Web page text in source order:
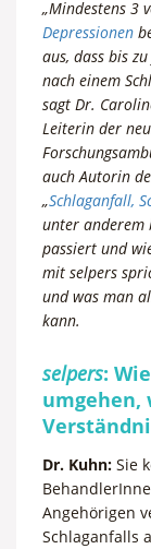
„Mindestens 3
Depressionen
aus, dass bis
nach einem
sagt Dr.
Leiterin der
auch Autorin
„Schlaganfall,
unter anderem
passiert und
mit selpers
und was man
kann.
selpers:
umgehen,
Dr. Kuhn: Sie
Angehörigen
Schlaganfalls